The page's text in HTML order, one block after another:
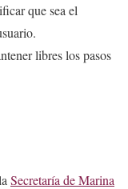
que sea el
libres los pasos
Secretaría de Marina